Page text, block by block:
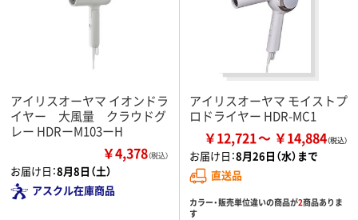
アイリスオーヤマ イオンドラ
イヤー 大風量 クラウドグ
レー HDRーM103ーH
￥4,378（税込）
お届け日：8月8日（土）
アスクル在庫商品
アイリスオーヤマ モイストプ
ロドライヤー HDR-MC1
￥12,721 ￥14,884
お届け日：8月26日（水）まで
直送品
カラー・販売単位違いの商品が2商品ありま
す